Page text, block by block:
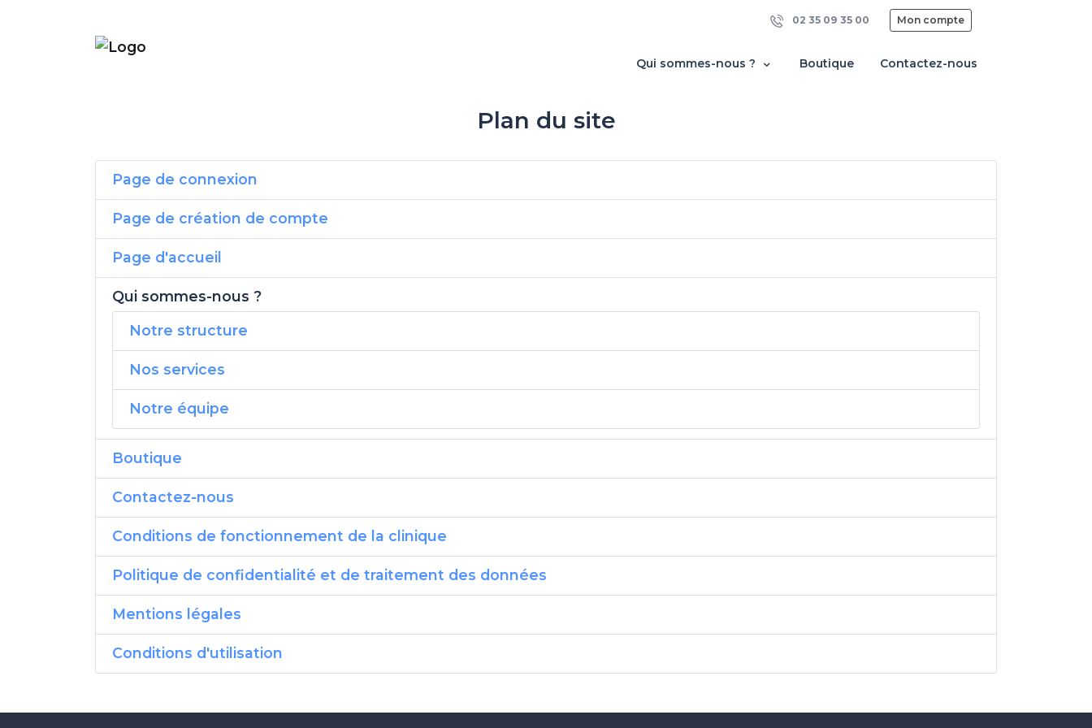
Qui sommes-nous ? Boutique Contactez-nous
02 35 09 35 00 Mon compte
Plan du site
Page de connexion
Page de création de compte
Page d'accueil
Qui sommes-nous ?
Notre structure
Nos services
Notre équipe
Boutique
Contactez-nous
Conditions de fonctionnement de la clinique
Politique de confidentialité et de traitement des données
Mentions légales
Conditions d'utilisation